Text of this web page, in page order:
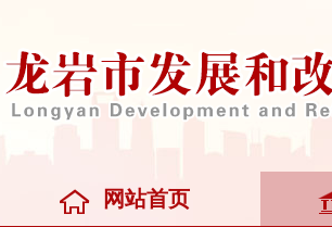
网站首页